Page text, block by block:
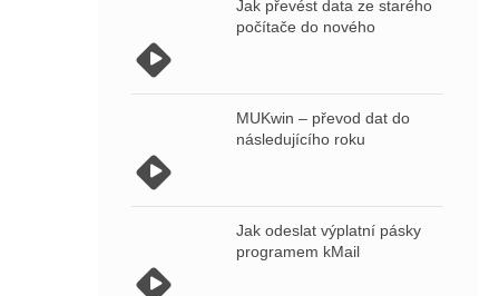
Jak převést data ze starého
počítače do nového
MUKwin – převod dat do
následujícího roku
Jak odeslat výplatní pásky
programem kMail